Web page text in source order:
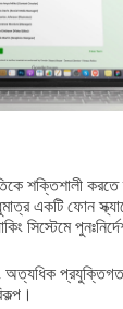
শক্তিশালী
একটি ফোন
সিস্টেমে